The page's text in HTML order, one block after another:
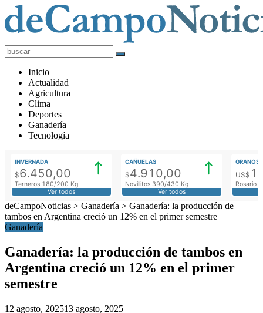
deCampoNoticias
Actualidad
Agropecuaria
Inicio
Actualidad
Agricultura
Clima
Deportes
Ganadería
Tecnología
INVERNADA
$6.450,00
Terneros 180/200 Kg
Ver todos
CAÑUELAS
$4.910,00
Novillitos 390/430 Kg
Ver todos
GRANOS
US$
Rosario
deCampoNoticias > Ganadería > Ganadería: la producción de
tambos en Argentina creció un 12% en el primer semestre
Ganadería
Ganadería: la producción de tambos en
Argentina creció un 12% en el primer
semestre
12 agosto, 202513 agosto, 2025